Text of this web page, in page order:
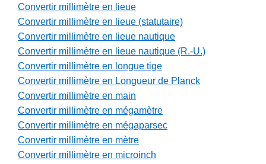
Convertir millimètre en lieue
Convertir millimètre en lieue (statutaire)
Convertir millimètre en lieue nautique
Convertir millimètre en lieue nautique (R.-U.)
Convertir millimètre en longue tige
Convertir millimètre en Longueur de Planck
Convertir millimètre en main
Convertir millimètre en mégamètre
Convertir millimètre en mégaparsec
Convertir millimètre en mètre
Convertir millimètre en microinch